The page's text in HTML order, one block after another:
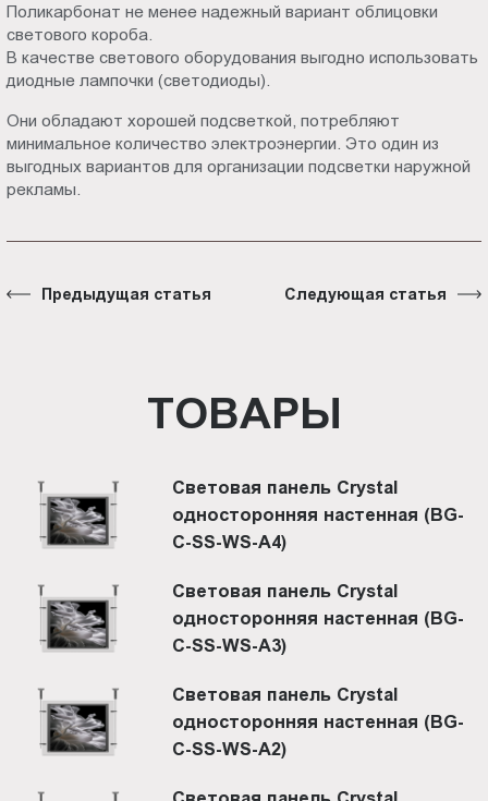
Поликарбонат не менее надежный вариант облицовки
светового короба.
В качестве светового оборудования выгодно использовать
диодные лампочки (светодиоды).
Они обладают хорошей подсветкой, потребляют
минимальное количество электроэнергии. Это один из
выгодных вариантов для организации подсветки наружной
рекламы.
Предыдущая статья Следующая статья
ТОВАРЫ
Световая панель Crystal
односторонняя настенная (BG-
C-SS-WS-A4)
Световая панель Crystal
односторонняя настенная (BG-
C-SS-WS-A3)
Световая панель Crystal
односторонняя настенная (BG-
C-SS-WS-A2)